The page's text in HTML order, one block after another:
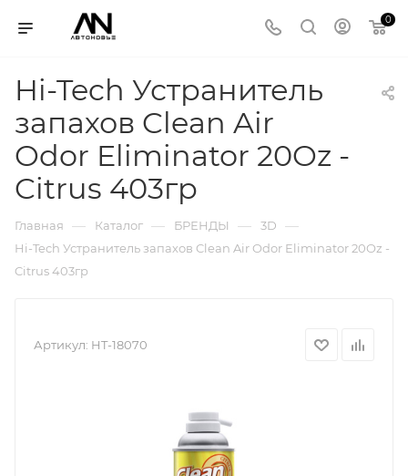
0
Hi-Tech Устранитель
запахов Clean Air
Odor Eliminator 20Oz -
Citrus 403гр
Главная — Каталог — БРЕНДЫ — 3D —
Hi-Tech Устранитель запахов Clean Air Odor Eliminator 20Oz -
Citrus 403гр
Артикул: HT-18070